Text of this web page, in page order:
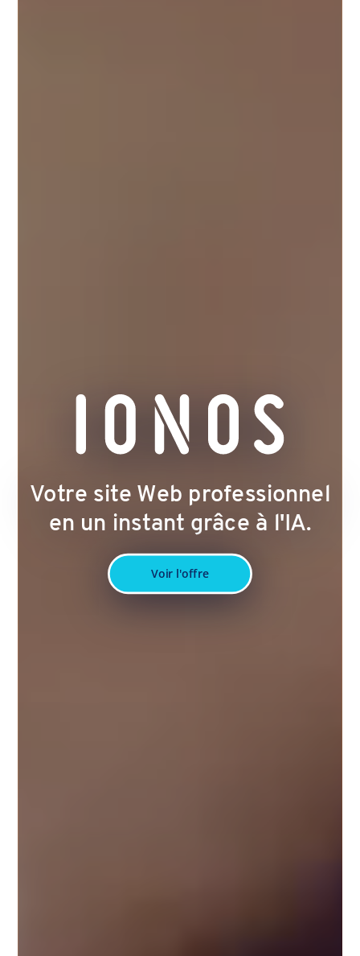
Votre site Web professionnel
en un instant grâce à l'IA.
Voir l'offre